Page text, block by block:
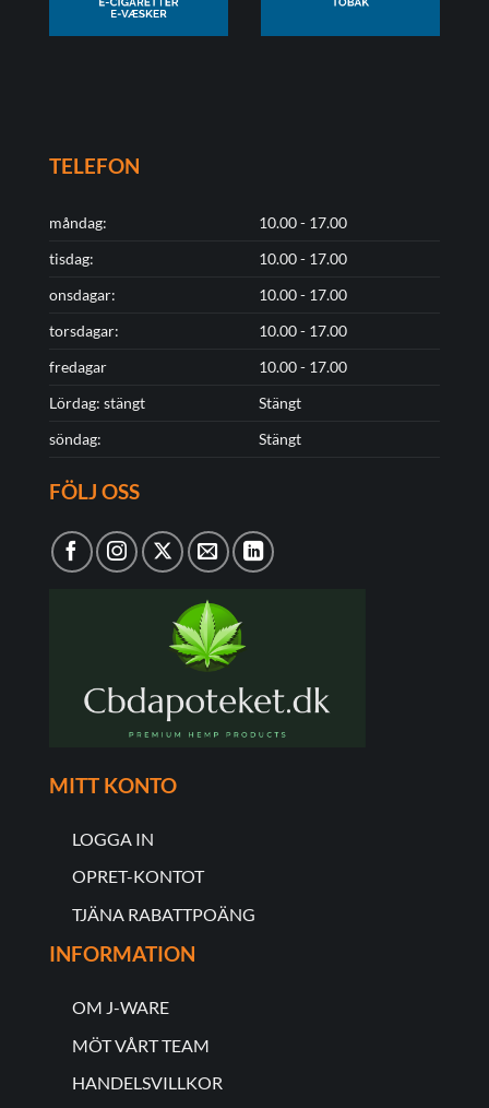
TELEFON
måndag:
10.00 - 17.00
tisdag:
10.00 - 17.00
onsdagar:
10.00 - 17.00
torsdagar:
10.00 - 17.00
fredagar
10.00 - 17.00
Lördag: stängt
Stängt
söndag:
Stängt
FÖLJ OSS
MITT KONTO
LOGGA IN
OPRET-KONTOT
TJÄNA RABATTPOÄNG
INFORMATION
OM J-WARE
MÖT VÅRT TEAM
HANDELSVILLKOR